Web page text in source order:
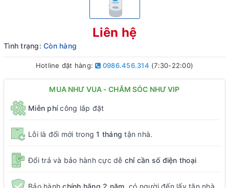
Liên hệ
Tình trạng: Còn hàng
Hotline đặt hàng: 0986.456.314 (7:30-22:00)
MUA NHƯ VUA - CHĂM SÓC NHƯ VIP
Miễn phícông lắp đặt
Lỗi là đổi mới trong1 tháng tận nhà.
Đổi trả và bảo hành cực dễ chỉ cần số điện thoại
Bảo hànhchính hãng 2 năm, có người đến lấy tận nhà